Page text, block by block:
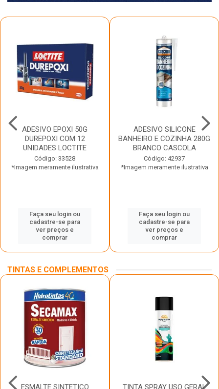
ADESIVO EPOXI 50G
DUREPOXI COM 12
UNIDADES LOCTITE
Código: 33528
*Imagem meramente ilustrativa
Faça seu login ou
cadastre-se para
ver preços e
comprar
ADESIVO SILICONE
BANHEIRO E COZINHA 280G
BRANCO CASCOLA
Código: 42937
*Imagem meramente ilustrativa
Faça seu login ou
cadastre-se para
ver preços e
comprar
TINTAS E COMPLEMENTOS
ESMALTE SINTETICO TINTA SPRAY USO GERAL